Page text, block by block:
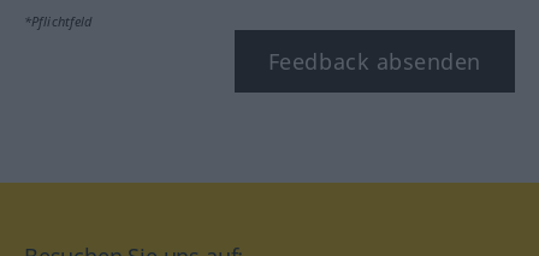
*Pflichtfeld
Feedback absenden